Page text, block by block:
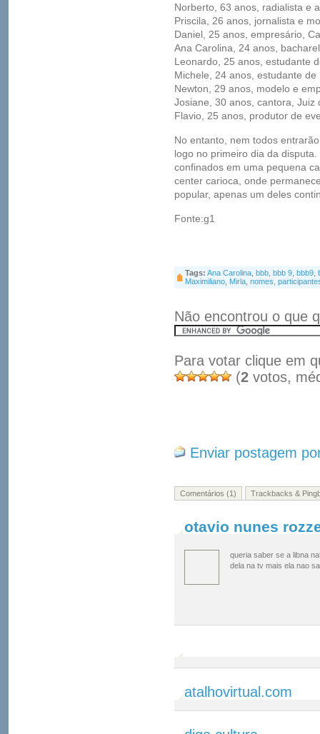
Norberto, 63 anos, radialista e
Priscila, 26 anos, jornalista e
Daniel, 25 anos, empresário,
Ana Carolina, 24 anos,
Leonardo, 25 anos, estudante
Michele, 24 anos, estudante de
Newton, 29 anos, modelo e
Josiane, 30 anos, cantora, Juiz
Flavio, 25 anos, produtor de
No entanto, nem todos
logo no primeiro dia da
confinados em uma pequena
center carioca, onde
popular, apenas um deles
Fonte:g1
Tags: Ana Carolina bbb bbb 9 bbb9
Maximiliano Mirla nomes
Não encontrou o que
Para votar clique em
(2 votos,
Enviar postagem
Comentários (1) Trackbacks &
otavio nunes
queria saber se a libna
dela na tv mais ela nao
atalhovirtual.com